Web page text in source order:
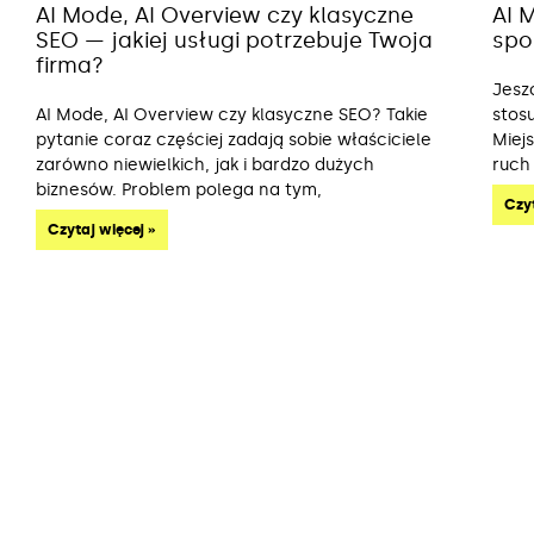
AI Mode, AI Overview czy klasyczne
SEO — jakiej usługi potrzebuje Twoja
firma?
AI Mode, AI Overview czy klasyczne SEO? Takie
pytanie coraz częściej zadają sobie właściciele
zarówno niewielkich, jak i bardzo dużych
biznesów. Problem polega na tym,
Czytaj więcej »
AI
ruch